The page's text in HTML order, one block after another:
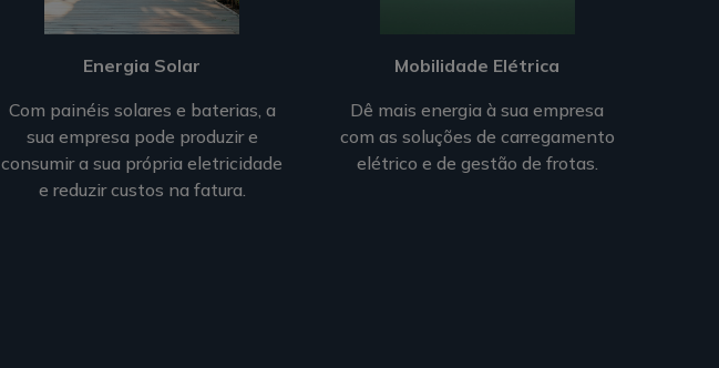
Energia Solar
Com painéis solares e baterias, a
sua empresa pode produzir e
consumir a sua própria eletricidade
e reduzir custos na fatura.
Mobilidade Elétrica
Dê mais energia à sua empresa
com as soluções de carregamento
elétrico e de gestão de frotas.